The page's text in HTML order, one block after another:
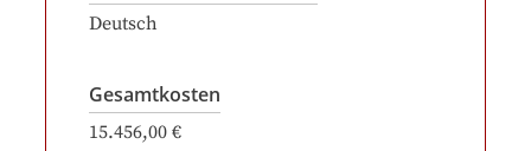
Deutsch
Gesamtkosten
15.456,00 €